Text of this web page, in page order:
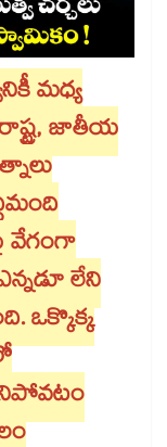
మధ్య
జాతీయ
వేగంగా
లేని
ఒక్కొక్క